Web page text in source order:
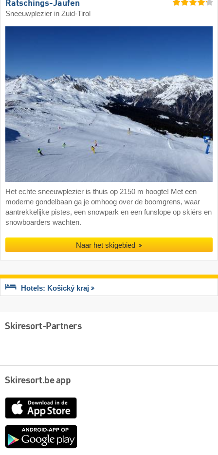
Ratschings-Jaufen
Sneeuwplezier in Zuid-Tirol
Het echte sneeuwplezier is thuis op 2150 m hoogte! Met een
moderne gondelbaan ga je omhoog over de boomgrens, waar
aantrekkelijke pistes, een snowpark en een funslope op skiërs en
snowboarders wachten.
Naar het skigebied
Hotels: Košický kraj
Skiresort-Partners
Skiresort.be app
App
Google